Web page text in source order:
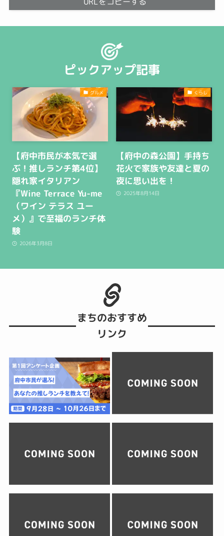
ピックアップ記事
グルメ
【府中市民が本気で選
ぶ！推しランチ第4位】
隠れ家イタリアン
『Wine Terrace Yu-me
（ワイン テラス ユー
メ）』で至福のランチ体
験
2026年3月8日
くらし
【府中の森公園】手持ち
花火で家族や友達と夏の
夜に思い出を！
2025年8月14日
まちのおすすめ
リンク